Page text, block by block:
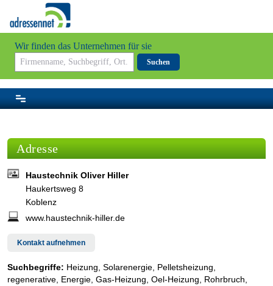
Wir finden das Unternehmen für sie
Suchen
Adresse
Haustechnik Oliver Hiller
Haukertsweg 8
Koblenz
www.haustechnik-hiller.de
Kontakt aufnehmen
Suchbegriffe: Heizung, Solarenergie, Pelletsheizung,
regenerative, Energie, Gas-Heizung, Oel-Heizung, Rohrbruch,